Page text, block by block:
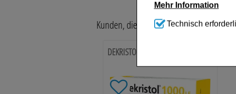
Mehr Information
Technisch
Website notwendig
beispielsweise für die
Ihre Bedürfnisse
Technisch
Kunden, die dieses Produkt gekauft
DEKRISTOL 1.000 I.E. Tabletten